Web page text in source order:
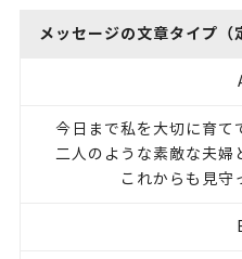
メッセージの文章タイプ（
今日まで私を大切に育て
二人のような素敵な夫婦
これからも見守